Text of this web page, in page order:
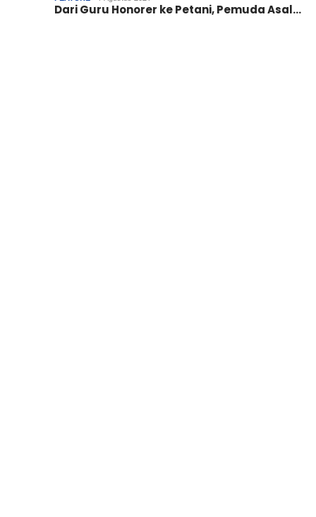
Dari Guru Honorer ke Petani, Pemuda Asal…